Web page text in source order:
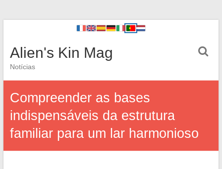
Alien's Kin Mag
Notícias
Compreender as bases
indispensáveis da estrutura
familiar para um lar harmonioso